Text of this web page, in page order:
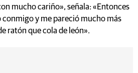
mucho cariño», señala: «Entonces
y me pareció mucho más
ratón que cola de león».